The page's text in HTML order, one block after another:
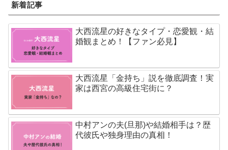
新着記事
大西流星の好きなタイプ・恋愛観・結
婚観まとめ！【ファン必見】
大西流星「金持ち」説を徹底調査！実
家は西宮の高級住宅街に？
中村アンの夫(旦那)や結婚相手は？歴
代彼氏や独身理由の真相！